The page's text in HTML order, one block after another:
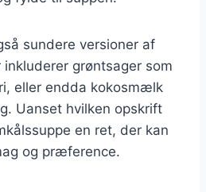
sundere versioner af
grøntsager som
eller endda kokosmælk
Uanset hvilken opskrift
en ret, der kan
og præference.